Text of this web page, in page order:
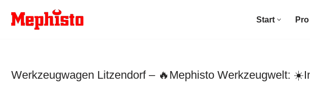
Zum
Start
Werkzeugwagen Litzendorf – 🔥Mephisto Werkzeugwelt: